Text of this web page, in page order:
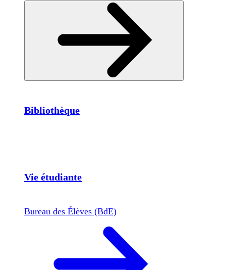
Bibliothèque
Vie étudiante
Bureau des Élèves (BdE)